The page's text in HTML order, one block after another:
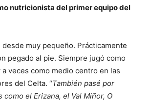
nutricionista del primer equipo del
muy pequeño. Prácticamente
pegado al pie. Siempre jugó como
veces como medio centro en las
del Celta. “También pasé por
el Erizana, el Val Miñor, O